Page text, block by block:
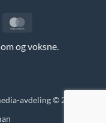
og voksne.
avdeling © 2026